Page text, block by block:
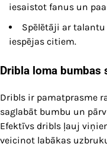
iesaistot fanus un
Spēlētāji ar
iespējas citiem.
Dribla loma bumbas
Dribls ir pamatprasme
saglabāt bumbu un
Efektīvs dribls ļauj
veicinot labākas